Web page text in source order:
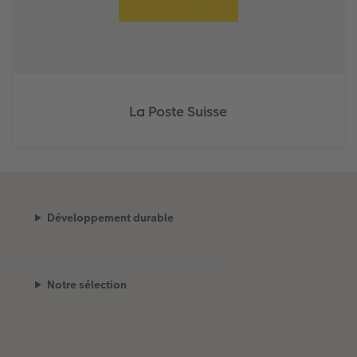
La Poste Suisse
Développement durable
Notre sélection